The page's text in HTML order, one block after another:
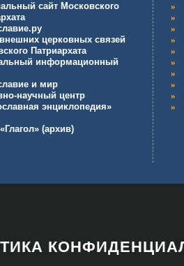
сайт Московского
церковных связей
Патриархата
информационный
и мир
научный центр
энциклопедия»
«Глагол» (архив)